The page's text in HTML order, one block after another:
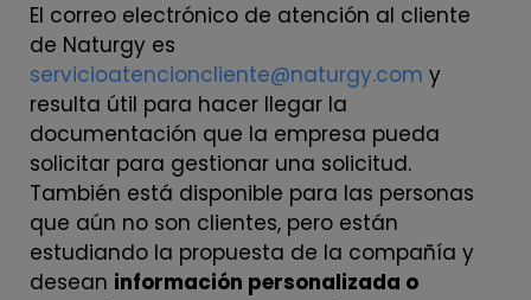
El correo electrónico de atención al cliente
de Naturgy es
servicioatencioncliente@naturgy.com y
resulta útil para hacer llegar la
documentación que la empresa pueda
solicitar para gestionar una solicitud.
También está disponible para las personas
que aún no son clientes, pero están
estudiando la propuesta de la compañía y
desean información personalizada o